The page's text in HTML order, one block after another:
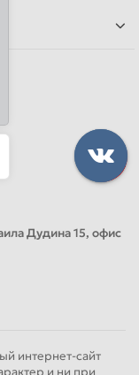
Дудина 15, офис
интернет-сайт
и ни при